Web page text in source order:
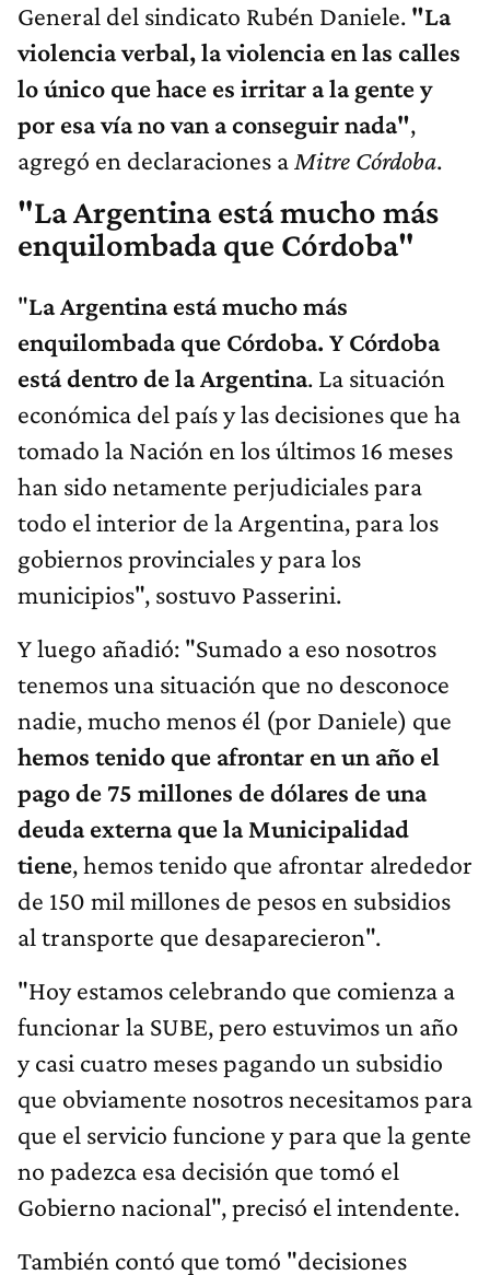
General del sindicato Rubén Daniele. "La
violencia verbal, la violencia en las calles
lo único que hace es irritar a la gente y
por esa vía no van a conseguir nada",
agregó en declaraciones a Mitre Córdoba.
"La Argentina está mucho más
enquilombada que Córdoba"
"La Argentina está mucho más
enquilombada que Córdoba. Y Córdoba
está dentro de la Argentina. La situación
económica del país y las decisiones que ha
tomado la Nación en los últimos 16 meses
han sido netamente perjudiciales para
todo el interior de la Argentina, para los
gobiernos provinciales y para los
municipios", sostuvo Passerini.
Y luego añadió: "Sumado a eso nosotros
tenemos una situación que no desconoce
nadie, mucho menos él (por Daniele) que
hemos tenido que afrontar en un año el
pago de 75 millones de dólares de una
deuda externa que la Municipalidad
tiene, hemos tenido que afrontar alrededor
de 150 mil millones de pesos en subsidios
al transporte que desaparecieron".
"Hoy estamos celebrando que comienza a
funcionar la SUBE, pero estuvimos un año
y casi cuatro meses pagando un subsidio
que obviamente nosotros necesitamos para
que el servicio funcione y para que la gente
no padezca esa decisión que tomó el
Gobierno nacional", precisó el intendente.
También contó que tomó "decisiones